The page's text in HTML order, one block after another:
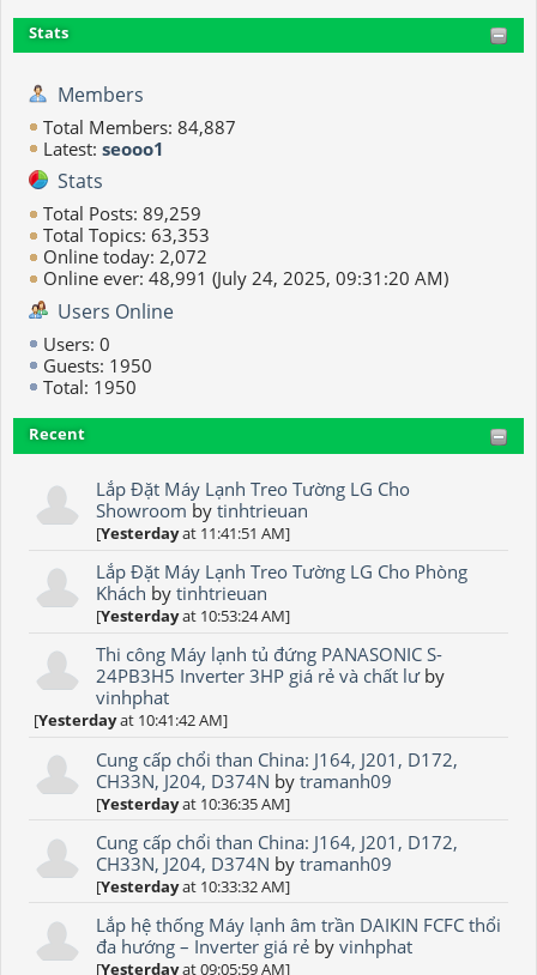
Stats
Members
Total Members: 84,887
Latest: seooo1
Stats
Total Posts: 89,259
Total Topics: 63,353
Online today: 2,072
Online ever: 48,991 (July 24, 2025, 09:31:20 AM)
Users Online
Users: 0
Guests: 1950
Total: 1950
Recent
Lắp Đặt Máy Lạnh Treo Tường LG Cho
Showroom bytinhtrieuan
[Yesterdayat 11:41:51 AM]
Lắp Đặt Máy Lạnh Treo Tường LG Cho Phòng
Khách bytinhtrieuan
[Yesterdayat 10:53:24 AM]
Thi công Máy lạnh tủ đứng PANASONIC S-
24PB3H5 Inverter 3HP giá rẻ và chất lưby
vinhphat
[Yesterdayat 10:41:42 AM]
Cung cấp chổi than China: J164, J201, D172,
CH33N, J204, D374N bytramanh09
[Yesterdayat 10:36:35 AM]
Cung cấp chổi than China: J164, J201, D172,
CH33N, J204, D374N bytramanh09
[Yesterdayat 10:33:32 AM]
Lắp hệ thống Máy lạnh âm trần DAIKIN FCFC thổi
đa hướng – Inverter giá rẻ byvinhphat
[Yesterdayat 09:05:59 AM]